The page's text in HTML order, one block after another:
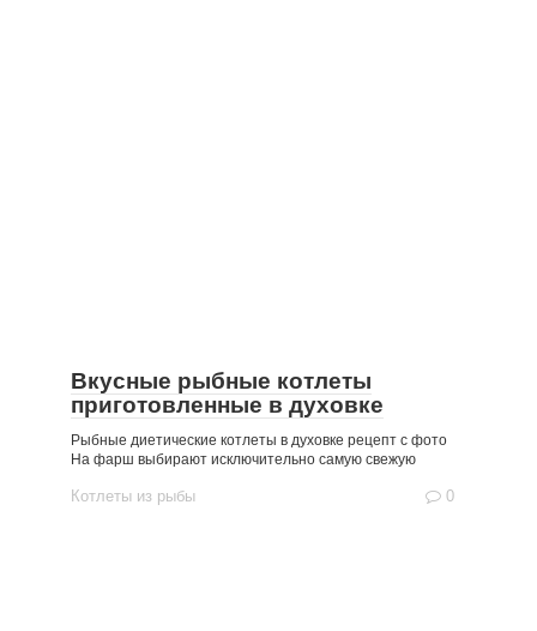
Вкусные рыбные котлеты
приготовленные в духовке
Рыбные диетические котлеты в духовке рецепт с фото
На фарш выбирают исключительно самую свежую
Котлеты из рыбы 0